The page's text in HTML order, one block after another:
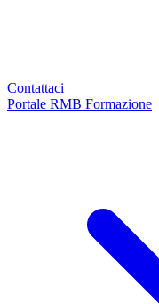
Contattaci
Portale RMB Formazione